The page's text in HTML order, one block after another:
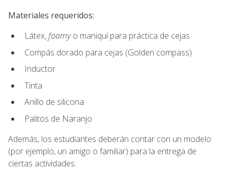
Materiales requeridos:
Látex,foamyo maniquí para práctica de cejas
Compás dorado para cejas (Golden compass)
Inductor
Tinta
Anillo de silicona
Palitos de Naranjo
Además, los estudiantes deberán contar con un modelo
(por ejemplo, un amigo o familiar) para la entrega de
ciertas actividades.